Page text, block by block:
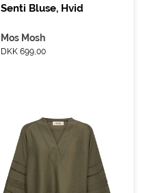
Senti Bluse, Hvid
Mos Mosh
DKK 699,00